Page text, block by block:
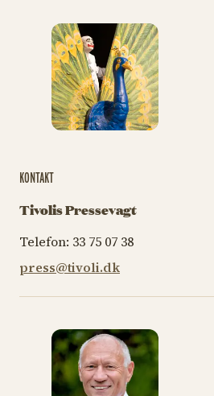
KONTAKT
Tivolis Pressevagt
Telefon: 33 75 07 38
press@tivoli.dk